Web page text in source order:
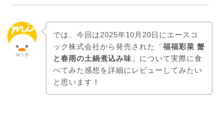
ゆうき
では、今回は2025年10月20日にエースコ
ック株式会社から発売された「福福彩菜 蟹
と春雨の土鍋煮込み味 」について実際に食
べてみた感想を詳細にレビューしてみたい
と思います！